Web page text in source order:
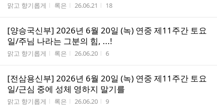
게시판명
맑고 향기롭게 작성자
록은 작성시간
26.06.21 조회수
18
[양승국신부] 2026년 6월 20일 (녹) 연중 제11주간 토요
일/주님 나라는 그분의 힘, ...!
게시판명
맑고 향기롭게 작성자
록은 작성시간
26.06.20 조회수
6
[전삼용신부] 2026년 6월 20일 (녹) 연중 제11주간 토요
일/근심 중에 성체 영하지 말기를
게시판명
맑고 향기롭게 작성자
록은 작성시간
26.06.20 조회수
9